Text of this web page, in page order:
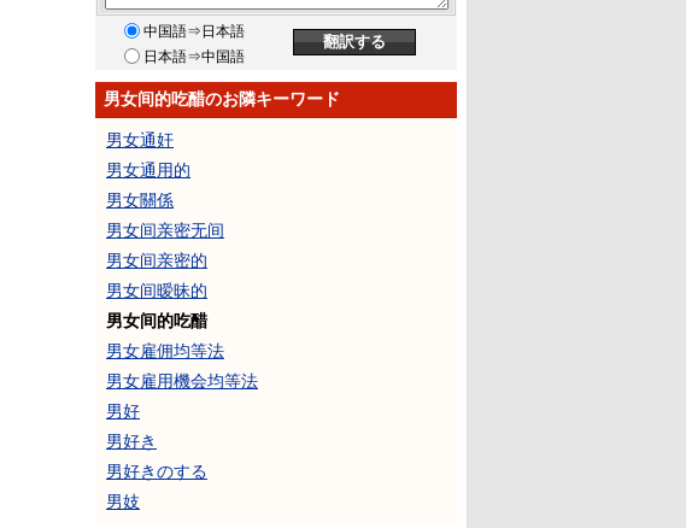
中国語⇒日本語
日本語⇒中国語
男女间的吃醋のお隣キーワード
男女通奸
男女通用的
男女關係
男女间亲密无间
男女间亲密的
男女间暧昧的
男女间的吃醋
男女雇佣均等法
男女雇用機会均等法
男好
男好き
男好きのする
男妓